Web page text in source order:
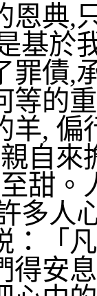
恩典,
基於
罪債,
等的重
羊, 偏
自來
甜。
多人
：「
得安